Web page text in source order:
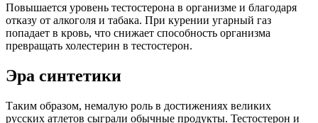
Повышается уровень тестостерона в организме и благодаря
отказу от алкоголя и табака. При курении угарный газ
попадает в кровь, что снижает способность организма
превращать холестерин в тестостерон.
Эра синтетики
Таким образом, немалую роль в достижениях великих
русских атлетов сыграли обычные продукты. Тестостерон и